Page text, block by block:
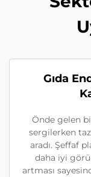
Gıda
Önde gelen
sergilerken
aradı. Şeffaf
daha iyi
artması